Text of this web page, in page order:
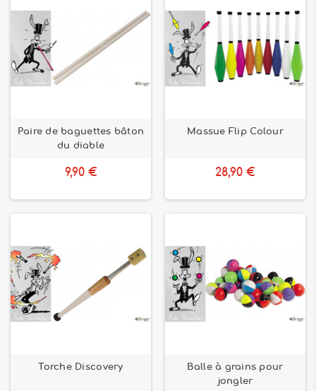
Paire de baguettes bâton
du diable
9,90 €
Massue Flip Colour
28,90 €
Torche Discovery
Balle à grains pour
jongler